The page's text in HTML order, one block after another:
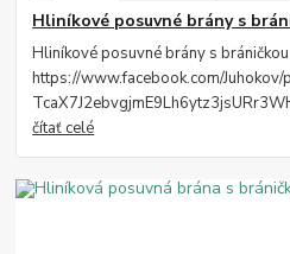
Hliníkové posuvné brány s
Hliníkové posuvné brány s bráničkou
https://www.facebook.com/
čítať celé